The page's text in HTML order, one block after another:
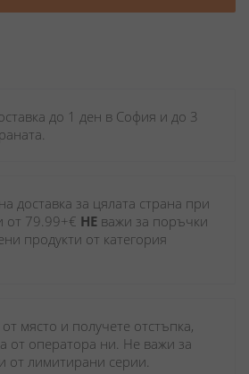
до 1 ден в София и до 3
доставка за цялата страна при
от 79.99+€ НЕ важи за поръчки
продукти от категория
място и получете отстъпка,
от оператора ни. Не важи за
от лимитирани серии.